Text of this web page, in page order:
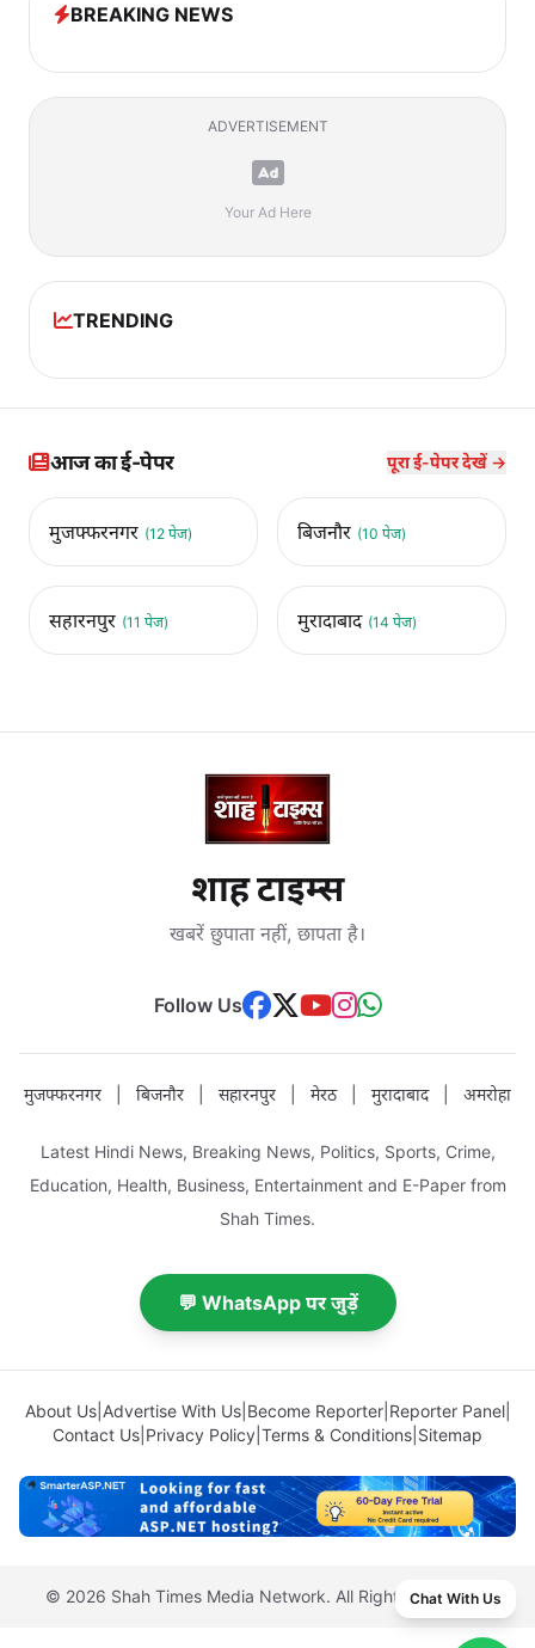
BREAKING NEWS
ADVERTISEMENT
Your Ad Here
TRENDING
आज का ई-पेपर पूरा ई-पेपर देखें →
मुजफ्फरनगर (12 पेज) बिजनौर (10 पेज)
सहारनपुर (11 पेज) मुरादाबाद (14 पेज)
शाह टाइम्स
खबरें छुपाता नहीं, छापता है।
Follow Us
मुजफ्फरनगर बिजनौर सहारनपुर मेरठ मुरादाबाद अमरोहा
Latest Hindi News, Breaking News, Politics, Sports, Crime,
Education, Health, Business, Entertainment and E-Paper from
Shah Times.
💬 WhatsApp पर जुड़ें
About Us| Advertise With Us| Become Reporter| Reporter Panel|
Contact Us Privacy Policy Terms & Conditions Sitemap
© 2026 Shah Times Media Network. All Rights Reserved.
Chat With Us